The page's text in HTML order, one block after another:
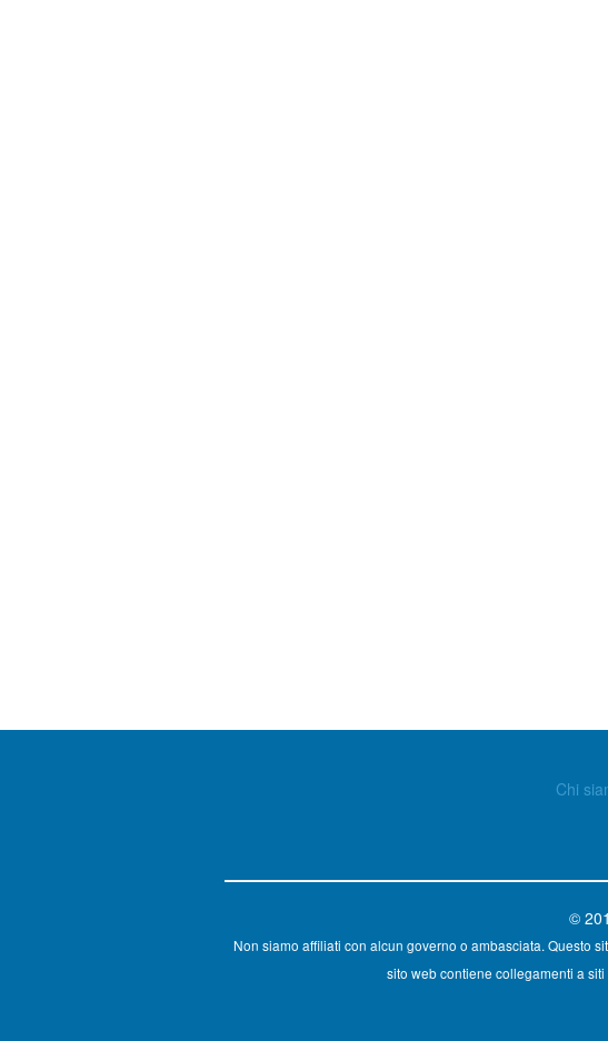
Chi
©
Non siamo affiliati con alcun governo o ambasciata. Questo
sito web contiene collegamenti a